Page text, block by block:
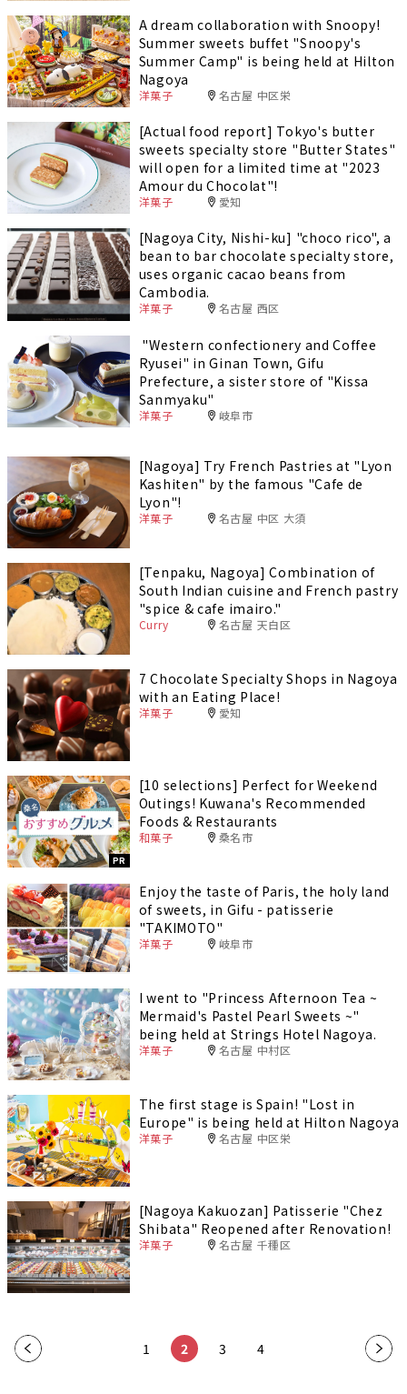
A dream collaboration with Snoopy!
Summer sweets buffet "Snoopy's
Summer Camp" is being held at Hilton
Nagoya
洋菓子 名古屋 中区栄
[Actual food report] Tokyo's butter
sweets specialty store "Butter States"
will open for a limited time at "2023
Amour du Chocolat"!
洋菓子 愛知
[Nagoya City, Nishi-ku] "choco rico", a
bean to bar chocolate specialty store,
uses organic cacao beans from
Cambodia.
洋菓子 名古屋 西区
"Western confectionery and Coffee
Ryusei" in Ginan Town, Gifu
Prefecture, a sister store of "Kissa
Sanmyaku"
洋菓子 岐阜市
[Nagoya] Try French Pastries at "Lyon
Kashiten" by the famous "Cafe de
Lyon"!
洋菓子 名古屋 中区 大須
[Tenpaku, Nagoya] Combination of
South Indian cuisine and French pastry
"spice & cafe imairo."
Curry 名古屋 天白区
7 Chocolate Specialty Shops in Nagoya
with an Eating Place!
洋菓子 愛知
PR
[10 selections] Perfect for Weekend
Outings! Kuwana's Recommended
Foods & Restaurants
和菓子 桑名市
Enjoy the taste of Paris, the holy land
of sweets, in Gifu - patisserie
"TAKIMOTO"
洋菓子 岐阜市
I went to "Princess Afternoon Tea ~
Mermaid's Pastel Pearl Sweets ~"
being held at Strings Hotel Nagoya.
洋菓子 名古屋 中村区
The first stage is Spain! "Lost in
Europe" is being held at Hilton Nagoya
洋菓子 名古屋 中区栄
[Nagoya Kakuozan] Patisserie "Chez
Shibata" Reopened after Renovation!
洋菓子 名古屋 千種区
« 1 2 3 4 »